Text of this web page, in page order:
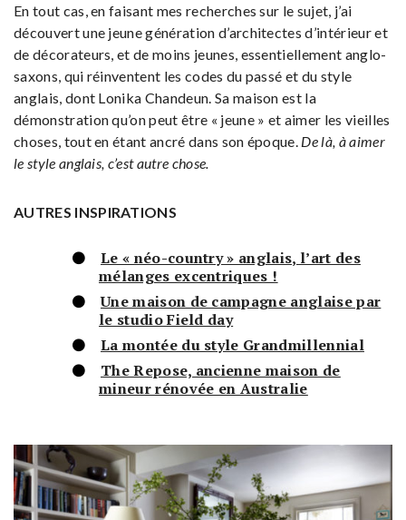
En tout cas, en faisant mes recherches sur le sujet, j’ai
découvert une jeune génération d’architectes d’intérieur et
de décorateurs, et de moins jeunes, essentiellement anglo-
saxons, qui réinventent les codes du passé et du style
anglais, dont Lonika Chandeun. Sa maison est la
démonstration qu’on peut être « jeune » et aimer les vieilles
choses, tout en étant ancré dans son époque. De là, à aimer
le style anglais, c’est autre chose.
AUTRES INSPIRATIONS
Le « néo-country » anglais, l’art des
mélanges excentriques !
Une maison de campagne anglaise par
le studio Field day
La montée du style Grandmillennial
The Repose, ancienne maison de
mineur rénovée en Australie